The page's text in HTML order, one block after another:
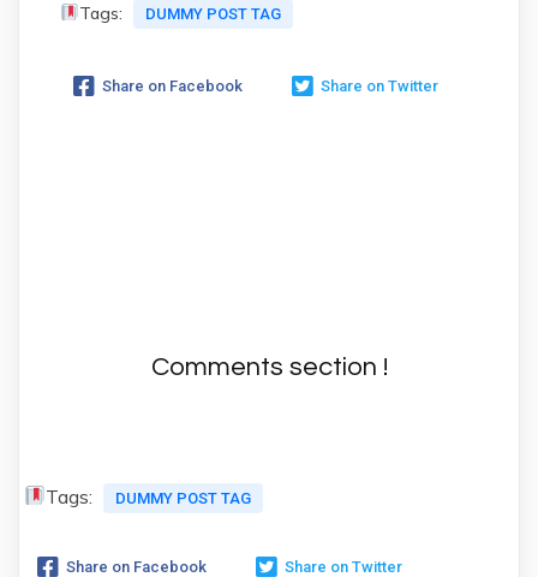
Tags: DUMMY POST TAG
Share on Facebook Share on Twitter
Comments section !
Tags: DUMMY POST TAG
Share on Facebook Share on Twitter